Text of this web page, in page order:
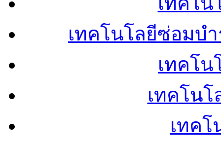
เทคโนโลยีซ่อมบ
เทคโน
เทคโน
เทคโ